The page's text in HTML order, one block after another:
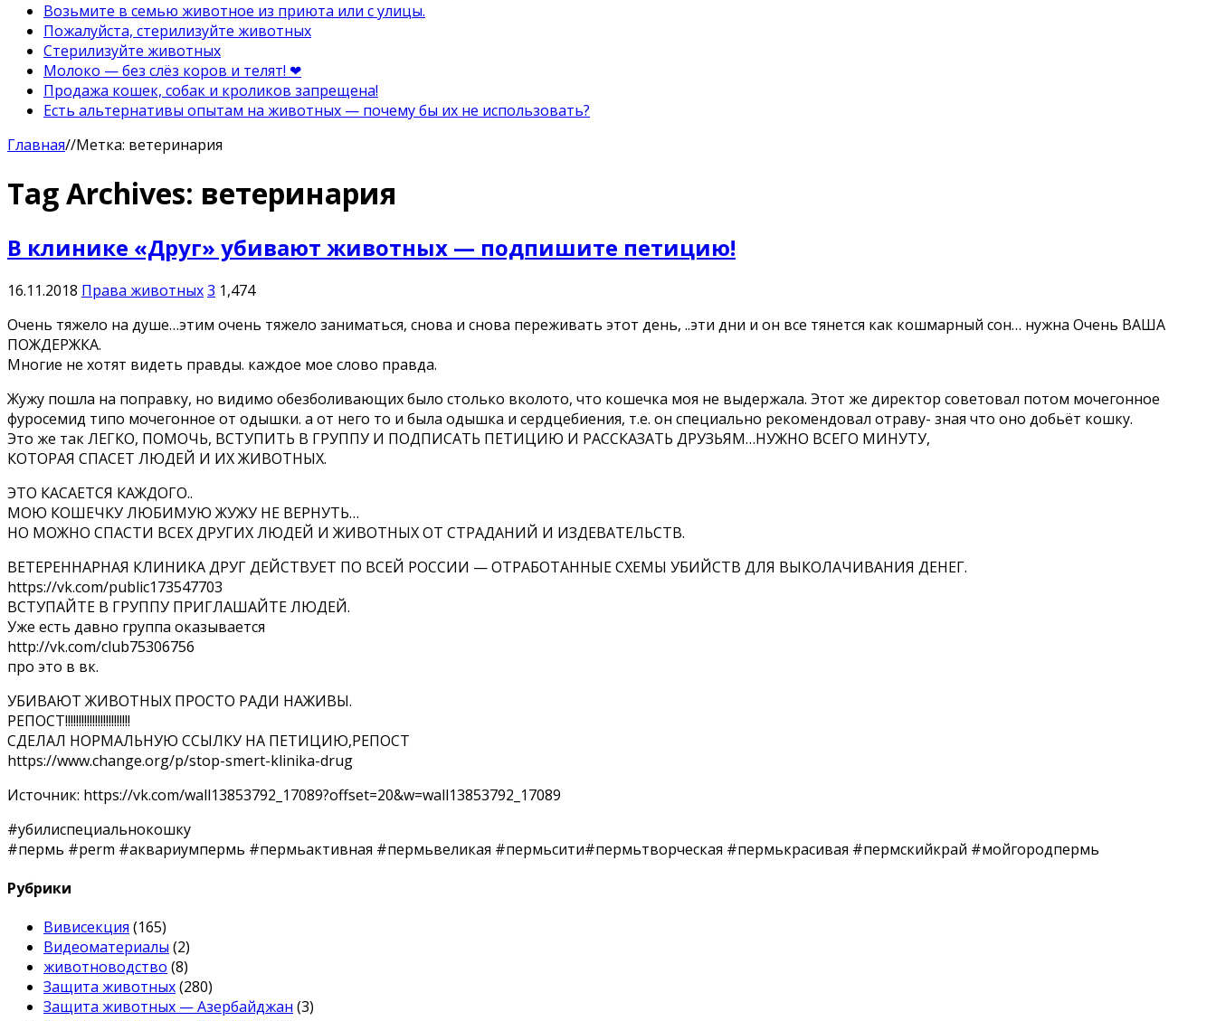
Возьмите в семью животное из приюта или с улицы.
Пожалуйста, стерилизуйте животных
Стерилизуйте животных
Молоко — без слёз коров и телят! ❤
Продажа кошек, собак и кроликов запрещена!
Есть альтернативы опытам на животных — почему бы их не использовать?
Главная//Метка: ветеринария
Tag Archives: ветеринария
В клинике «Друг» убивают животных — подпишите петицию!
16.11.2018 Права животных3 1,474
Очень тяжело на душе…этим очень тяжело заниматься, снова и снова переживать этот день, ..эти дни и он все тянется как кошмарный сон… нужна Очень ВАША
ПОЖДЕРЖКА.
Многие не хотят видеть правды. каждое мое слово правда.
Жужу пошла на поправку, но видимо обезболивающих было столько вколото, что кошечка моя не выдержала. Этот же директор советовал потом мочегонное
фуросемид типо мочегонное от одышки. а от него то и была одышка и сердцебиения, т.е. он специально рекомендовал отраву- зная что оно добьёт кошку.
Это же так ЛЕГКО, ПОМОЧЬ, ВСТУПИТЬ В ГРУППУ И ПОДПИСАТЬ ПЕТИЦИЮ И РАССКАЗАТЬ ДРУЗЬЯМ…НУЖНО ВСЕГО МИНУТУ,
КОТОРАЯ СПАСЕТ ЛЮДЕЙ И ИХ ЖИВОТНЫХ.
ЭТО КАСАЕТСЯ КАЖДОГО..
МОЮ КОШЕЧКУ ЛЮБИМУЮ ЖУЖУ НЕ ВЕРНУТЬ…
НО МОЖНО СПАСТИ ВСЕХ ДРУГИХ ЛЮДЕЙ И ЖИВОТНЫХ ОТ СТРАДАНИЙ И ИЗДЕВАТЕЛЬСТВ.
ВЕТЕРЕННАРНАЯ КЛИНИКА ДРУГ ДЕЙСТВУЕТ ПО ВСЕЙ РОССИИ — ОТРАБОТАННЫЕ СХЕМЫ УБИЙСТВ ДЛЯ ВЫКОЛАЧИВАНИЯ ДЕНЕГ.
https://vk.com/public173547703
ВСТУПАЙТЕ В ГРУППУ ПРИГЛАШАЙТЕ ЛЮДЕЙ.
Уже есть давно группа оказывается
http://vk.com/club75306756
про это в вк.
УБИВАЮТ ЖИВОТНЫХ ПРОСТО РАДИ НАЖИВЫ.
РЕПОСТ!!!!!!!!!!!!!!!!!!!!!!!!
СДЕЛАЛ НОРМАЛЬНУЮ ССЫЛКУ НА ПЕТИЦИЮ,РЕПОСТ
https://www.change.org/p/stop-smert-klinika-drug
Источник: https://vk.com/wall13853792_17089?offset=20&w=wall13853792_17089
#убилиспециальнокошку
#пермь #perm #аквариумпермь #пермьактивная #пермьвеликая #пермьсити#пермьтворческая #пермькрасивая #пермскийкрай #мойгородпермь
Рубрики
Вивисекция (165)
Видеоматериалы (2)
животноводство (8)
Защита животных(280)
Защита животных — Азербайджан (3)